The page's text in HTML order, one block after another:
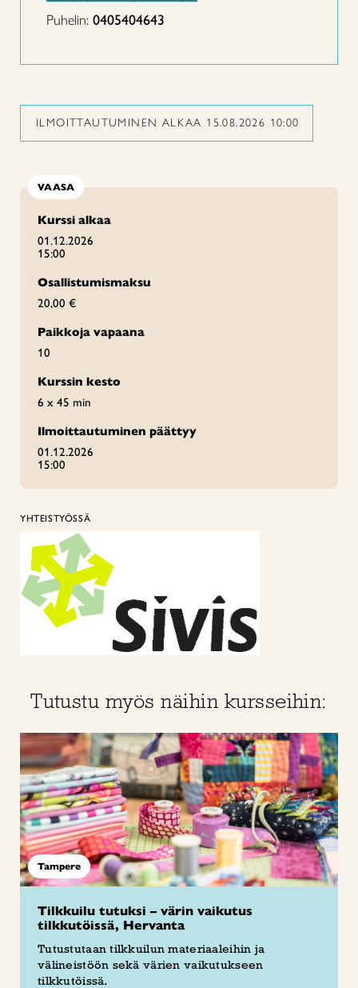
Puhelin: 0405404643
ILMOITTAUTUMINEN ALKAA 15.08.2026 10:00
VAASA
Kurssi alkaa
01.12.2026
15:00
Osallistumismaksu
20,00 €
Paikkoja vapaana
10
Kurssin kesto
6 x 45 min
Ilmoittautuminen päättyy
01.12.2026
15:00
YHTEISTYÖSSÄ
Tutustu myös näihin kursseihin:
Tampere
Tilkkuilu tutuksi – värin vaikutus
tilkkutöissä, Hervanta
Tutustutaan tilkkuilun materiaaleihin ja
välineistöön sekä värien vaikutukseen
tilkkutöissä.